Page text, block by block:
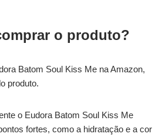
o produto?
Batom Soul Kiss Me na Amazon,
produto.
o Eudora Batom Soul Kiss Me
fortes, como a hidratação e a cor